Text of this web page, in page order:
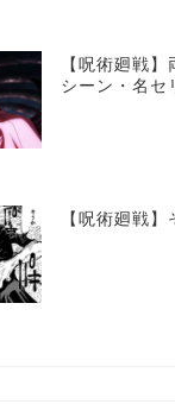
【呪術廻戦
シーン・名セ
【呪術廻戦